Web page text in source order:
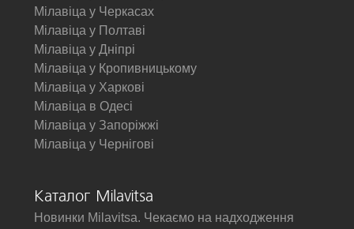
Мілавіца у Черкасах
Мілавіца у Полтаві
Мілавіца у Дніпрі
Мілавіца у Кропивницькому
Мілавіца у Харкові
Мілавіца в Одесі
Мілавіца у Запоріжжі
Мілавіца у Чернігові
Каталог Milavitsa
Новинки Milavitsa. Чекаємо на надходження